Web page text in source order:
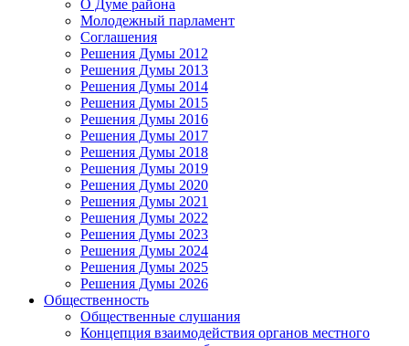
О Думе района
Молодежный парламент
Соглашения
Решения Думы 2012
Решения Думы 2013
Решения Думы 2014
Решения Думы 2015
Решения Думы 2016
Решения Думы 2017
Решения Думы 2018
Решения Думы 2019
Решения Думы 2020
Решения Думы 2021
Решения Думы 2022
Решения Думы 2023
Решения Думы 2024
Решения Думы 2025
Решения Думы 2026
Общественность
Общественные слушания
Концепция взаимодействия органов местного